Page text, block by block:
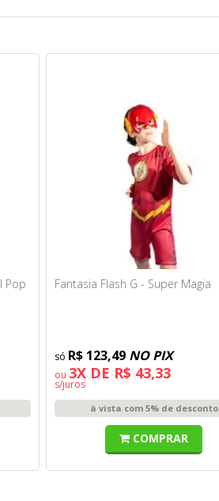
Pop Fantasia Flash G - Super Magia
R$ 123,49 NO PIX
ou 3X DE R$ 43,33
s/juros
à vista com 5% de desconto
COMPRAR